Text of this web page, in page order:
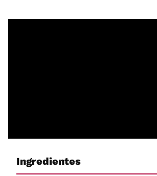
Ingredientes